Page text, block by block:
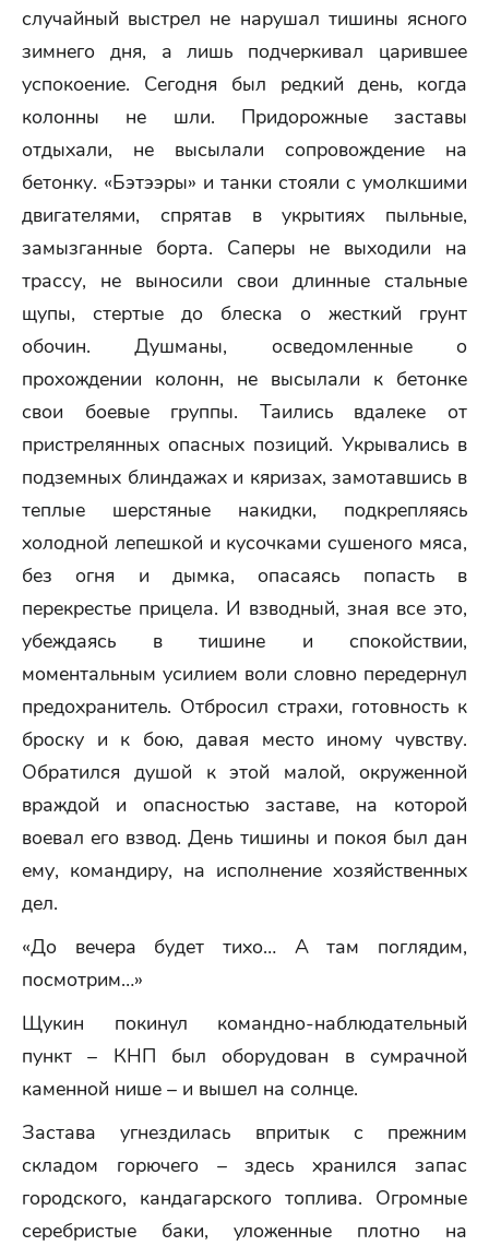
случайный выстрел не нарушал тишины ясного
зимнего дня, а лишь подчеркивал царившее
успокоение. Сегодня был редкий день, когда
колонны не шли. Придорожные заставы
отдыхали, не высылали сопровождение на
бетонку. «Бэтээры» и танки стояли с умолкшими
двигателями, спрятав в укрытиях пыльные,
замызганные борта. Саперы не выходили на
трассу, не выносили свои длинные стальные
щупы, стертые до блеска о жесткий грунт
обочин. Душманы, осведомленные о
прохождении колонн, не высылали к бетонке
свои боевые группы. Таились вдалеке от
пристрелянных опасных позиций. Укрывались в
подземных блиндажах и кяризах, замотавшись в
теплые шерстяные накидки, подкрепляясь
холодной лепешкой и кусочками сушеного мяса,
без огня и дымка, опасаясь попасть в
перекрестье прицела. И взводный, зная все это,
убеждаясь в тишине и спокойствии,
моментальным усилием воли словно передернул
предохранитель. Отбросил страхи, готовность к
броску и к бою, давая место иному чувству.
Обратился душой к этой малой, окруженной
враждой и опасностью заставе, на которой
воевал его взвод. День тишины и покоя был дан
ему, командиру, на исполнение хозяйственных
дел.
«До вечера будет тихо… А там поглядим,
посмотрим…»
Щукин покинул командно-наблюдательный
пункт – КНП был оборудован в сумрачной
каменной нише – и вышел на солнце.
Застава угнездилась впритык с прежним
складом горючего – здесь хранился запас
городского, кандагарского топлива. Огромные
серебристые баки, уложенные плотно на